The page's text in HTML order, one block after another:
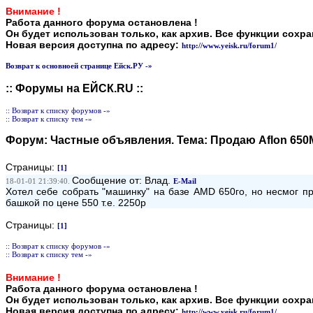
Внимание !
Работа данного форума остановлена !
Он будет использован только, как архив. Все функции
Новая версия доступна по адресу: http://www.yeisk.ru/forum1/
Возврат к основноей странице Ейск.РУ -»
:: Форумы на ЕЙСК.RU ::
:: Возврат к списку форумов -»
:: Возврат к списку тем -»
Форум: Частные объявления. Тема: Продаю Aflon
Страницы: [1]
18-01-01 21:39:40. Сообщение от: Влад. E-Mail
Хотел себе собрать "машинку" на базе AMD 650го, но несмог
башкой по цене 550 т.е. 2250р
Страницы: [1]
:: Возврат к списку форумов -»
:: Возврат к списку тем -»
Внимание !
Работа данного форума остановлена !
Он будет использован только, как архив. Все функции